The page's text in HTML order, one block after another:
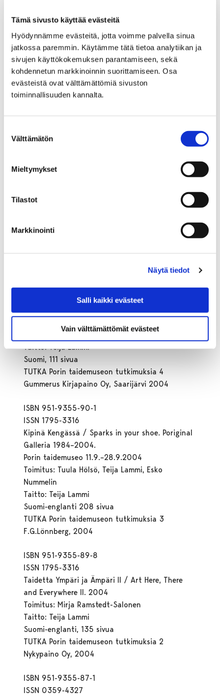
Tämä sivusto käyttää evästeitä
Hyödynnämme evästeitä, jotta voimme palvella sinua
jatkossa paremmin. Käytämme tätä tietoa analytiikan ja
sivujen käyttökokemuksen parantamiseen, sekä
kohdennetun markkinoinnin suorittamiseen. Osa
evästeistä ovat välttämättömiä sivuston
toiminnallisuuden kannalta.
valinta
Välttämätön
Mieltymykset
Tilastot
Markkinointi
Näytä tiedot
Salli kaikki evästeet
Vain välttämättömät evästeet
Villa Mairea, 1937–39
Suomi-englanti, 87 sivua
Porin taidemuseon julkaisuja 87 / TUTKA Porin
taidemuseon tutkimuksia 6
Porin taidemuseo, 2007
LANGUAGES OF ART
Graafinen suunnittelu: Patrik Söderlund
TUTKA – Porin taidemuseon tutkimuksia 5 / Pori
ISSN 1795-3316
Renja Suominen-Kokkonen: TAITEEN KIRJASTO?
Toimittajat: Miia Lehtola, Esko Nummelin
Taitto: Teija Lammi
Suomi, 111 sivua
TUTKA Porin taidemuseon tutkimuksia 4
Gummerus Kirjapaino Oy, Saarijärvi 2004
ISBN 951-9355-90-1
ISSN 1795-3316
Kipinä Kengässä / Sparks in your shoe. Poriginal
Galleria 1984–2004.
Porin taidemuseo 11.9.–28.9.2004
Toimitus: Tuula Hölsö, Teija Lammi, Esko
Nummelin
Taitto: Teija Lammi
Suomi-englanti 208 sivua
TUTKA Porin taidemuseon tutkimuksia 3
F.G.Lönnberg, 2004
ISBN 951-9355-89-8
ISSN 1795-3316
Taidetta Ympäri ja Ämpäri II / Art Here, There
and Everywhere II. 2004
Toimitus: Mirja Ramstedt-Salonen
Taitto: Teija Lammi
Suomi-englanti, 135 sivua
TUTKA Porin taidemuseon tutkimuksia 2
Nykypaino Oy, 2004
ISBN 951-9355-87-1
ISSN 0359-4327